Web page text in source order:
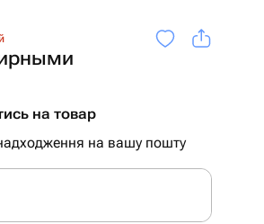
на товар
на вашу пошту